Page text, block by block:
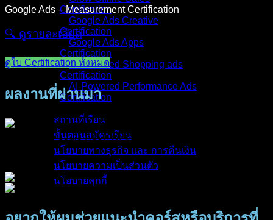
Certification
Google Ads Creative
Certification
Google Ads Apps
Certification
AI-Powered Shopping ads
Certification
AI-Powered Performance Ads
Certification
สถานที่เรียน
ขั้นตอนสมัครเรียน
นโยบายทางธุรกิจ และ การคืนเงิน
นโยบายความเป็นส่วนตัว
นโยบายคุกกี้
Google Ads – Measurement Certification
🔍︎ ดูรายละเอียด
ดูใบ Certification ทั้งหมด
ผลงานที่ผ่านมา